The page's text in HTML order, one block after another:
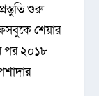
শুরু
শেয়ার
পর ২০১৮